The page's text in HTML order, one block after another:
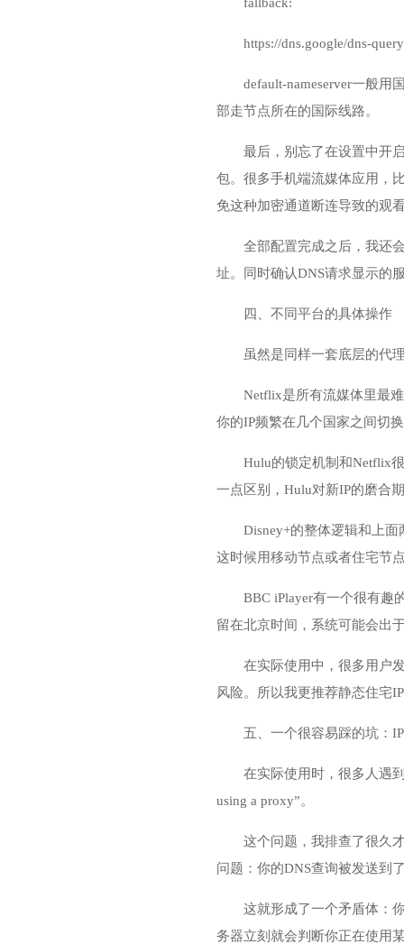
https://dns.google/dns-query
default-nameserver一般用
部走节点所在的国际线路。
最后，别忘了在设置中开
包。很多手机端流媒体应用，
免这种加密通道断连导致的观
全部配置完成之后，我还
址。同时确认DNS请求显示的
四、不同平台的具体操作
虽然是同样一套底层的代
Netflix是所有流媒体里最
你的IP频繁在几个国家之间切
Hulu的锁定机制和Netflix
一点区别，Hulu对新IP的磨合
Disney+的整体逻辑和上
这时候用移动节点或者住宅节
BBC iPlayer有一个很有趣
留在北京时间，系统可能会出
在实际使用中，很多用户
风险。所以我更推荐静态住宅
五、一个很容易踩的坑：
在实际使用时，很多人遇
using a proxy”。
这个问题，我排查了很久
问题：你的DNS查询被发送到
这就形成了一个矛盾体：
务器立刻就会判断你正在使用